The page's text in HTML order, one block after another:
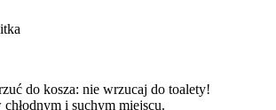
do kosza: nie wrzucaj do toalety!
i suchym miejscu.